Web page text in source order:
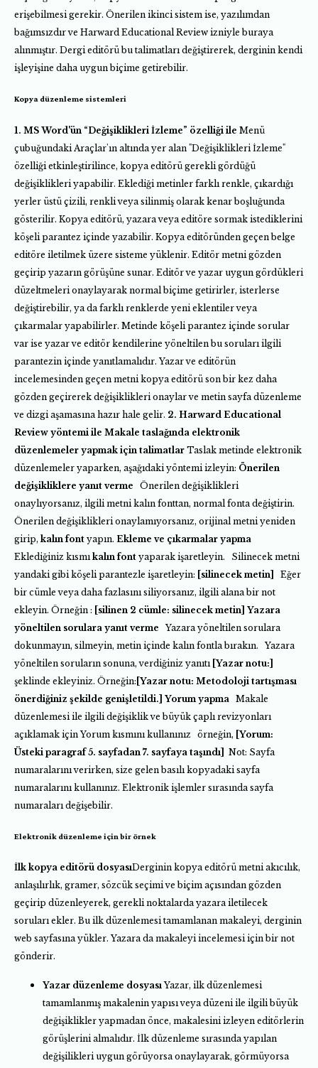
erişebilmesi gerekir. Önerilen ikinci sistem ise, yazılımdan
bağımsızdır ve Harward Educational Review izniyle buraya
alınmıştır. Dergi editörü bu talimatları değiştirerek, derginin kendi
işleyişine daha uygun biçime getirebilir.
Kopya düzenleme sistemleri
1. MS Word'ün “Değişiklikleri İzleme” özelliği ile Menü
çubuğundaki Araçlar'ın altında yer alan "Değişiklikleri İzleme"
özelliği etkinleştirilince, kopya editörü gerekli gördüğü
değişiklikleri yapabilir. Eklediği metinler farklı renkle, çıkardığı
yerler üstü çizili, renkli veya silinmiş olarak kenar boşluğunda
gösterilir. Kopya editörü, yazara veya editöre sormak istediklerini
köşeli parantez içinde yazabilir. Kopya editöründen geçen belge
editöre iletilmek üzere sisteme yüklenir. Editör metni gözden
geçirip yazarın görüşüne sunar. Editör ve yazar uygun gördükleri
düzeltmeleri onaylayarak normal biçime getirirler, isterlerse
değiştirebilir, ya da farklı renklerde yeni eklentiler veya
çıkarmalar yapabilirler. Metinde köşeli parantez içinde sorular
var ise yazar ve editör kendilerine yöneltilen bu soruları ilgili
parantezin içinde yanıtlamalıdır. Yazar ve editörün
incelemesinden geçen metni kopya editörü son bir kez daha
gözden geçirerek değişiklikleri onaylar ve metin sayfa düzenleme
ve dizgi aşamasına hazır hale gelir. 2. Harward Educational
Review yöntemi ile Makale taslağında elektronik
düzenlemeler yapmak için talimatlar Taslak metinde elektronik
düzenlemeler yaparken, aşağıdaki yöntemi izleyin: Önerilen
değişikliklere yanıt verme Önerilen değişiklikleri
onaylıyorsanız, ilgili metni kalın fonttan, normal fonta değiştirin.
Önerilen değişiklikleri onaylamıyorsanız, orijinal metni yeniden
girip, kalın font yapın. Ekleme ve çıkarmalar yapma
Eklediğiniz kısmı kalın font yaparak işaretleyin. Silinecek metni
yandaki gibi köşeli parantezle işaretleyin: [silinecek metin]
Eğer
bir cümle veya daha fazlasını siliyorsanız, ilgili alana bir not
ekleyin. Örneğin : [silinen 2 cümle: silinecek metin] Yazara
yöneltilen sorulara yanıt verme Yazara yöneltilen sorulara
dokunmayın, silmeyin, metin içinde kalın fontla bırakın. Yazara
yöneltilen soruların sonuna, verdiğiniz yanıtı [Yazar notu:]
şeklinde ekleyiniz. Örneğin: [Yazar notu: Metodoloji tartışması
önerdiğiniz şekilde genişletildi.] Yorum yapma
Makale
düzenlemesi ile ilgili değişiklik ve büyük çaplı revizyonları
açıklamak için Yorum kısmını kullanınız örneğin, [Yorum:
Üsteki paragraf 5. sayfadan 7. sayfaya taşındı] Not: Sayfa
numaralarını verirken, size gelen basılı kopyadaki sayfa
numaralarını kullanınız. Elektronik işlemler sırasında sayfa
numaraları değişebilir.
Elektronik düzenleme için bir örnek
İlk kopya editörü dosyasıDerginin kopya editörü metni akıcılık,
anlaşılırlık, gramer, sözcük seçimi ve biçim açısından gözden
geçirip düzenleyerek, gerekli noktalarda yazara iletilecek
soruları ekler. Bu ilk düzenlemesi tamamlanan makaleyi, derginin
web sayfasına yükler. Yazara da makaleyi incelemesi için bir not
gönderir.
Yazar düzenleme dosyası Yazar, ilk düzenlemesi
tamamlanmış makalenin yapısı veya düzeni ile ilgili büyük
değişiklikler yapmadan önce, makalesini izleyen editörlerin
görüşlerini almalıdır. İlk düzenleme sırasında yapılan
değişilikleri uygun görüyorsa onaylayarak, görmüyorsa